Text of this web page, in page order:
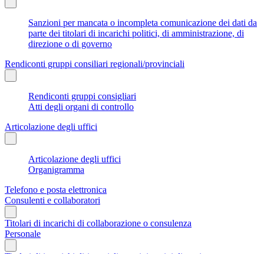
Sanzioni per mancata o incompleta comunicazione dei dati da
parte dei titolari di incarichi politici, di amministrazione, di
direzione o di governo
Rendiconti gruppi consiliari regionali/provinciali
Rendiconti gruppi consigliari
Atti degli organi di controllo
Articolazione degli uffici
Articolazione degli uffici
Organigramma
Telefono e posta elettronica
Consulenti e collaboratori
Titolari di incarichi di collaborazione o consulenza
Personale